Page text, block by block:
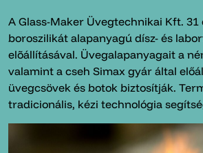
A Glass-Maker Üvegtechnikai Kft. 31
boroszilikát alapanyagú dísz- és
elõállításával. Üvegalapanyagait a
valamint a cseh Simax gyár által
üvegcsövek és botok biztosítják.
tradicionális, kézi technológia